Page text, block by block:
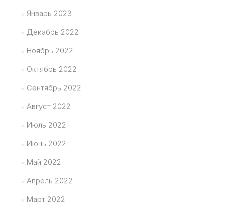
Январь 2023
Декабрь 2022
Ноябрь 2022
Октябрь 2022
Сентябрь 2022
Август 2022
Июль 2022
Июнь 2022
Май 2022
Апрель 2022
Март 2022